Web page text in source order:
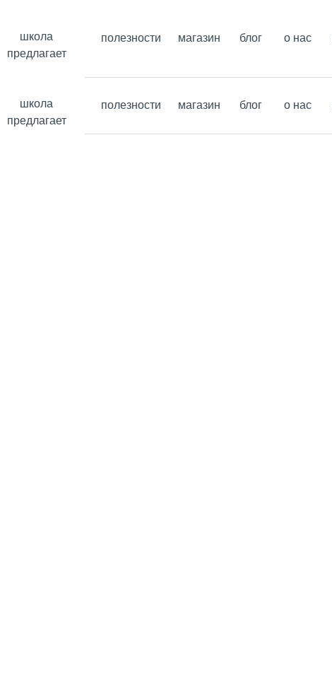
школа
предлагает
полезности магазин блог о нас
школа предлагает
школа
предлагает
полезности магазин блог о нас